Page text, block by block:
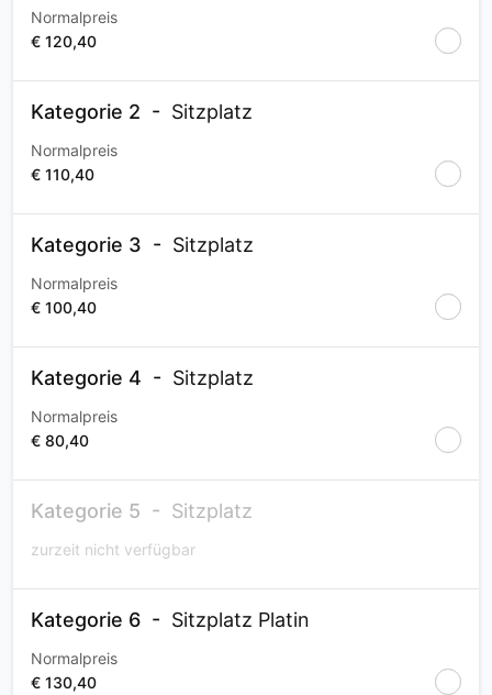
Normalpreis
€ 120,40
Kategorie 2 Sitzplatz
Normalpreis
€ 110,40
Kategorie 3 Sitzplatz
Normalpreis
€ 100,40
Kategorie 4 Sitzplatz
Normalpreis
€ 80,40
Kategorie 5 Sitzplatz
zurzeit nicht verfügbar
Kategorie 6 Sitzplatz Platin
Normalpreis
€ 130,40